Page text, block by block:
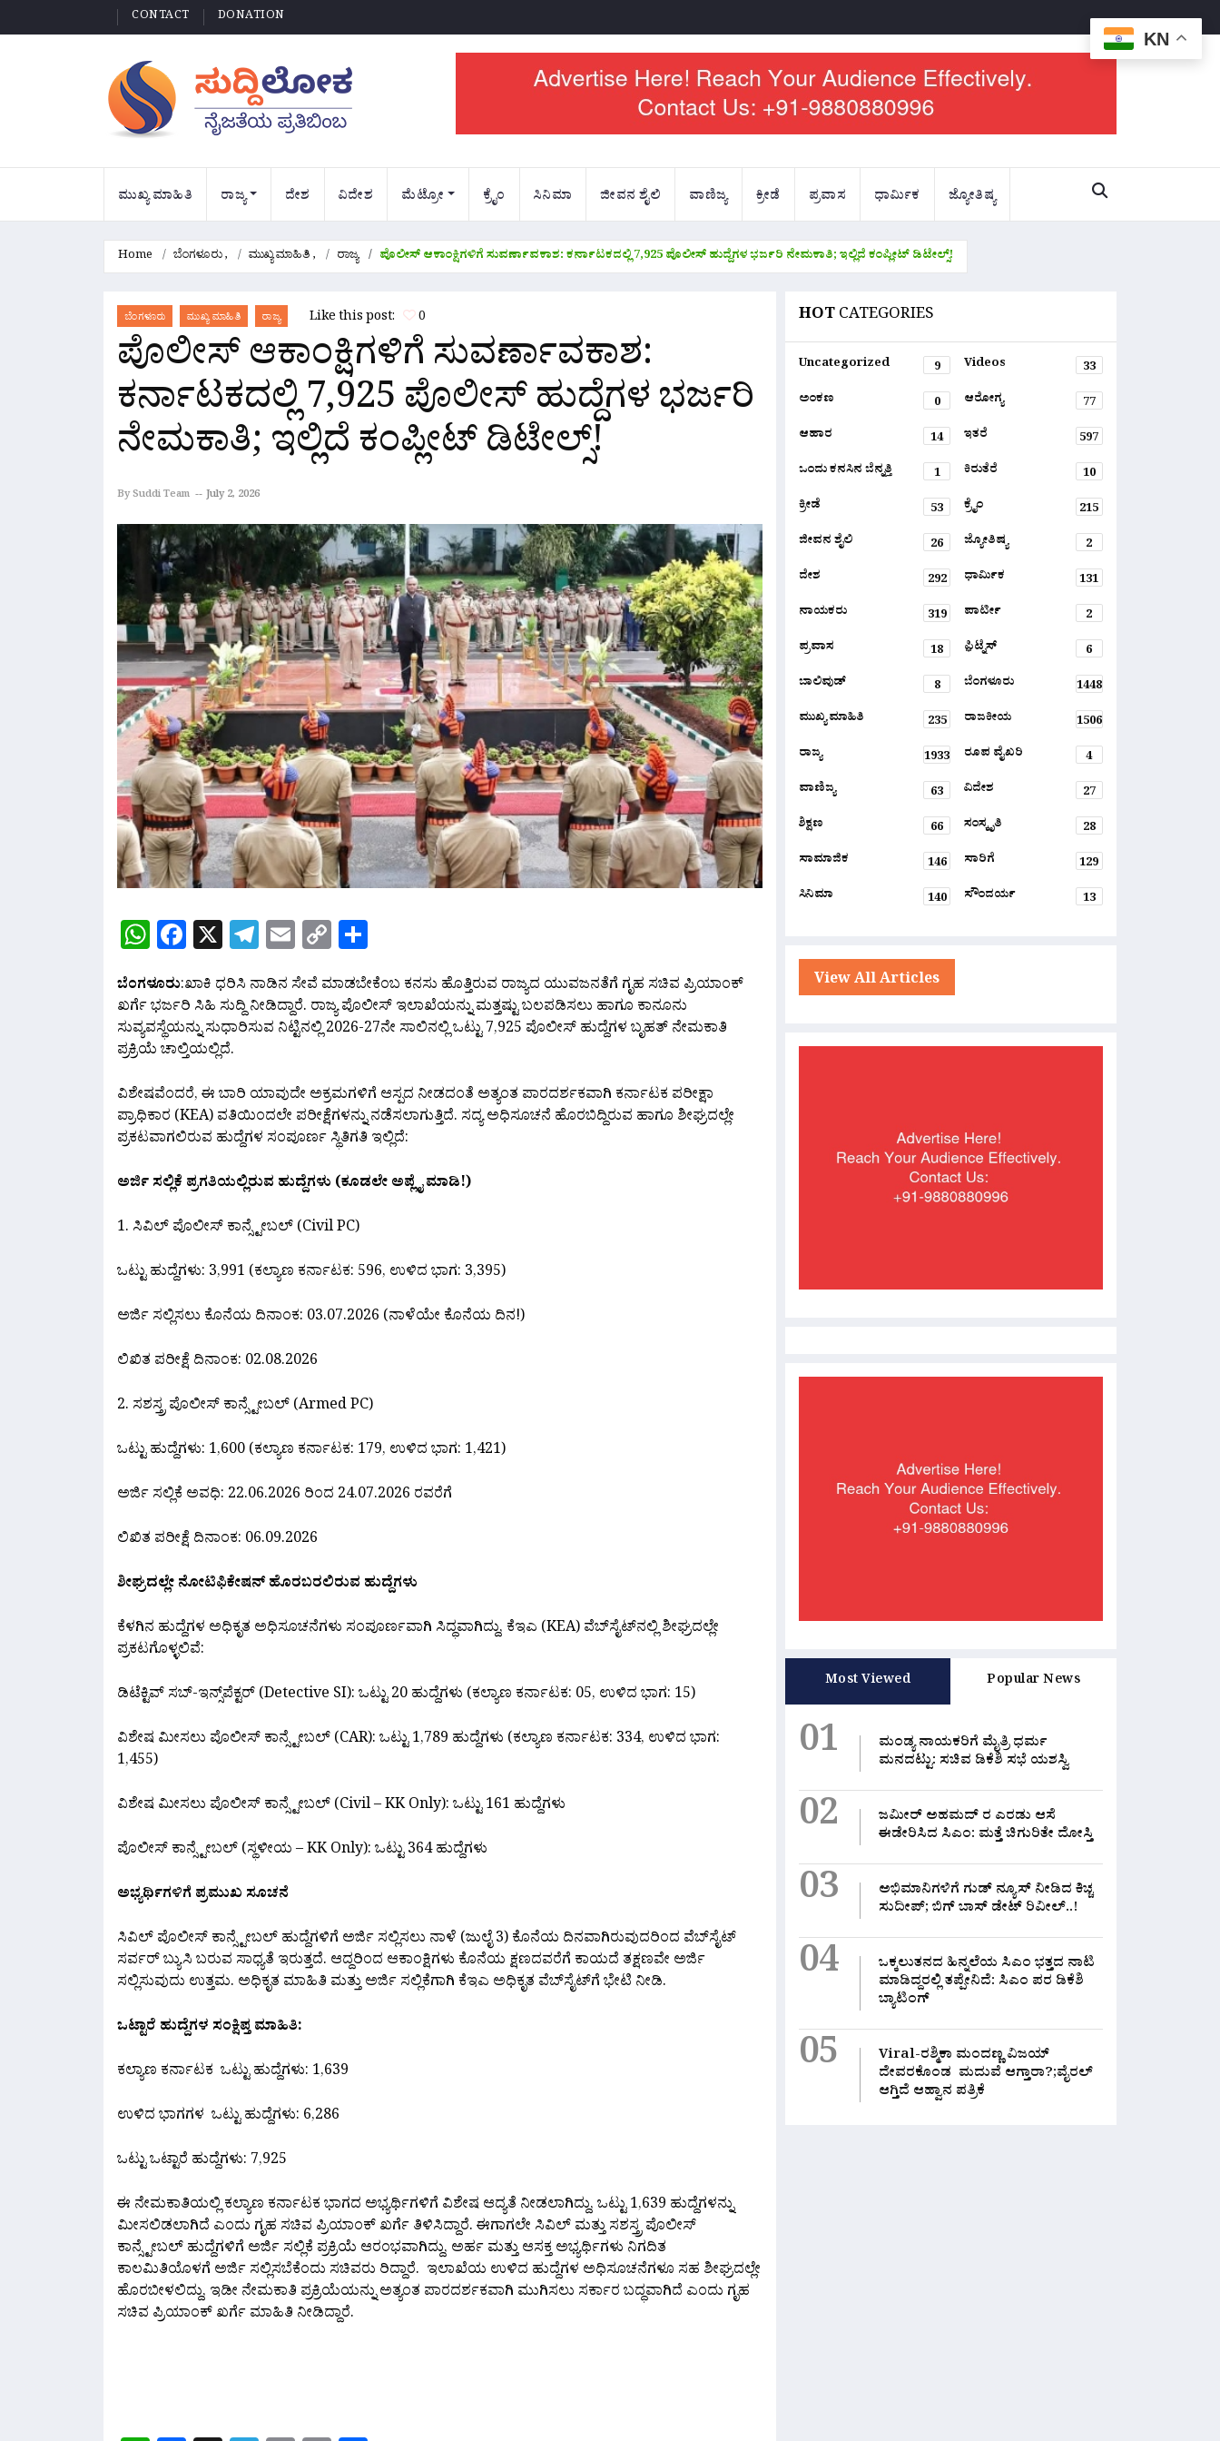
CONTACT DONATION
ಮುಖ್ಯ ಮಾಹಿತಿ ರಾಜ್ಯ ದೇಶ ವಿದೇಶ ಮೆಟ್ರೋ ಕ್ರೈಂ ಸಿನಿಮಾ ಜೀವನ ಶೈಲಿ ವಾಣಿಜ್ಯ ಕ್ರೀಡೆ ಪ್ರವಾಸ ಧಾರ್ಮಿಕ ಜ್ಯೋತಿಷ್ಯ
Home ಬೆಂಗಳೂರು, ಮುಖ್ಯ ಮಾಹಿತಿ, ರಾಜ್ಯ ಪೊಲೀಸ್ ಆಕಾಂಕ್ಷಿಗಳಿಗೆ ಸುವರ್ಣಾವಕಾಶ: ಕರ್ನಾಟಕದಲ್ಲಿ 7,925 ಪೊಲೀಸ್ ಹುದ್ದೆಗಳ ಭರ್ಜರಿ ನೇಮಕಾತಿ; ಇಲ್ಲಿದೆ ಕಂಪ್ಲೀಟ್ ಡಿಟೇಲ್ಸ್!
ಬೆಂಗಳೂರು ಮುಖ್ಯ ಮಾಹಿತಿ ರಾಜ್ಯ Like this post: 0
ಪೊಲೀಸ್ ಆಕಾಂಕ್ಷಿಗಳಿಗೆ ಸುವರ್ಣಾವಕಾಶ:
ಕರ್ನಾಟಕದಲ್ಲಿ 7,925 ಪೊಲೀಸ್ ಹುದ್ದೆಗಳ ಭರ್ಜರಿ
ನೇಮಕಾತಿ; ಇಲ್ಲಿದೆ ಕಂಪ್ಲೀಟ್ ಡಿಟೇಲ್ಸ್!
By Suddi Team July 2, 2026
WhatsApp
Facebook
X Telegram
Email
Copy
Link
ಬೆಂಗಳೂರು:ಖಾಕಿ ಧರಿಸಿ ನಾಡಿನ ಸೇವೆ ಮಾಡಬೇಕೆಂಬ ಕನಸು ಹೊತ್ತಿರುವ ರಾಜ್ಯದ ಯುವಜನತೆಗೆ ಗೃಹ ಸಚಿವ ಪ್ರಿಯಾಂಕ್
ಖರ್ಗೆ ಭರ್ಜರಿ ಸಿಹಿ ಸುದ್ದಿ ನೀಡಿದ್ದಾರೆ. ರಾಜ್ಯ ಪೊಲೀಸ್ ಇಲಾಖೆಯನ್ನು ಮತ್ತಷ್ಟು ಬಲಪಡಿಸಲು ಹಾಗೂ ಕಾನೂನು
ಸುವ್ಯವಸ್ಥೆಯನ್ನು ಸುಧಾರಿಸುವ ನಿಟ್ಟಿನಲ್ಲಿ 2026-27ನೇ ಸಾಲಿನಲ್ಲಿ ಒಟ್ಟು 7,925 ಪೊಲೀಸ್ ಹುದ್ದೆಗಳ ಬೃಹತ್ ನೇಮಕಾತಿ
ಪ್ರಕ್ರಿಯೆ ಚಾಲ್ತಿಯಲ್ಲಿದೆ.
ವಿಶೇಷವೆಂದರೆ, ಈ ಬಾರಿ ಯಾವುದೇ ಅಕ್ರಮಗಳಿಗೆ ಆಸ್ಪದ ನೀಡದಂತೆ ಅತ್ಯಂತ ಪಾರದರ್ಶಕವಾಗಿ ಕರ್ನಾಟಕ ಪರೀಕ್ಷಾ
ಪ್ರಾಧಿಕಾರ (KEA) ವತಿಯಿಂದಲೇ ಪರೀಕ್ಷೆಗಳನ್ನು ನಡೆಸಲಾಗುತ್ತಿದೆ. ಸದ್ಯ ಅಧಿಸೂಚನೆ ಹೊರಬಿದ್ದಿರುವ ಹಾಗೂ ಶೀಘ್ರದಲ್ಲೇ
ಪ್ರಕಟವಾಗಲಿರುವ ಹುದ್ದೆಗಳ ಸಂಪೂರ್ಣ ಸ್ಥಿತಿಗತಿ ಇಲ್ಲಿದೆ:
ಅರ್ಜಿ ಸಲ್ಲಿಕೆ ಪ್ರಗತಿಯಲ್ಲಿರುವ ಹುದ್ದೆಗಳು (ಕೂಡಲೇ ಅಪ್ಲೈ ಮಾಡಿ!)
1. ಸಿವಿಲ್ ಪೊಲೀಸ್ ಕಾನ್ಸ್ಟೇಬಲ್ (Civil PC)
ಒಟ್ಟು ಹುದ್ದೆಗಳು: 3,991 (ಕಲ್ಯಾಣ ಕರ್ನಾಟಕ: 596, ಉಳಿದ ಭಾಗ: 3,395)
ಅರ್ಜಿ ಸಲ್ಲಿಸಲು ಕೊನೆಯ ದಿನಾಂಕ: 03.07.2026 (ನಾಳೆಯೇ ಕೊನೆಯ ದಿನ!)
ಲಿಖಿತ ಪರೀಕ್ಷೆ ದಿನಾಂಕ: 02.08.2026
2. ಸಶಸ್ತ್ರ ಪೊಲೀಸ್ ಕಾನ್ಸ್ಟೇಬಲ್ (Armed PC)
ಒಟ್ಟು ಹುದ್ದೆಗಳು: 1,600 (ಕಲ್ಯಾಣ ಕರ್ನಾಟಕ: 179, ಉಳಿದ ಭಾಗ: 1,421)
ಅರ್ಜಿ ಸಲ್ಲಿಕೆ ಅವಧಿ: 22.06.2026 ರಿಂದ 24.07.2026 ರವರೆಗೆ
ಲಿಖಿತ ಪರೀಕ್ಷೆ ದಿನಾಂಕ: 06.09.2026
ಶೀಘ್ರದಲ್ಲೇ ನೋಟಿಫಿಕೇಷನ್ ಹೊರಬರಲಿರುವ ಹುದ್ದೆಗಳು
ಕೆಳಗಿನ ಹುದ್ದೆಗಳ ಅಧಿಕೃತ ಅಧಿಸೂಚನೆಗಳು ಸಂಪೂರ್ಣವಾಗಿ ಸಿದ್ಧವಾಗಿದ್ದು, ಕೆಇಎ (KEA) ವೆಬ್‌ಸೈಟ್‌ನಲ್ಲಿ ಶೀಘ್ರದಲ್ಲೇ
ಪ್ರಕಟಗೊಳ್ಳಲಿವೆ:
ಡಿಟೆಕ್ಟಿವ್ ಸಬ್-ಇನ್ಸ್‌ಪೆಕ್ಟರ್ (Detective SI): ಒಟ್ಟು 20 ಹುದ್ದೆಗಳು (ಕಲ್ಯಾಣ ಕರ್ನಾಟಕ: 05, ಉಳಿದ ಭಾಗ: 15)
ವಿಶೇಷ ಮೀಸಲು ಪೊಲೀಸ್ ಕಾನ್ಸ್ಟೇಬಲ್ (CAR): ಒಟ್ಟು 1,789 ಹುದ್ದೆಗಳು (ಕಲ್ಯಾಣ ಕರ್ನಾಟಕ: 334, ಉಳಿದ ಭಾಗ:
1,455)
ವಿಶೇಷ ಮೀಸಲು ಪೊಲೀಸ್ ಕಾನ್ಸ್ಟೇಬಲ್ (Civil – KK Only): ಒಟ್ಟು 161 ಹುದ್ದೆಗಳು
ಪೊಲೀಸ್ ಕಾನ್ಸ್ಟೇಬಲ್ (ಸ್ಥಳೀಯ – KK Only): ಒಟ್ಟು 364 ಹುದ್ದೆಗಳು
ಅಭ್ಯರ್ಥಿಗಳಿಗೆ ಪ್ರಮುಖ ಸೂಚನೆ
ಸಿವಿಲ್ ಪೊಲೀಸ್ ಕಾನ್ಸ್ಟೇಬಲ್ ಹುದ್ದೆಗಳಿಗೆ ಅರ್ಜಿ ಸಲ್ಲಿಸಲು ನಾಳೆ (ಜುಲೈ 3) ಕೊನೆಯ ದಿನವಾಗಿರುವುದರಿಂದ ವೆಬ್‌ಸೈಟ್
ಸರ್ವರ್ ಬ್ಯುಸಿ ಬರುವ ಸಾಧ್ಯತೆ ಇರುತ್ತದೆ. ಆದ್ದರಿಂದ ಆಕಾಂಕ್ಷಿಗಳು ಕೊನೆಯ ಕ್ಷಣದವರೆಗೆ ಕಾಯದೆ ತಕ್ಷಣವೇ ಅರ್ಜಿ
ಸಲ್ಲಿಸುವುದು ಉತ್ತಮ. ಅಧಿಕೃತ ಮಾಹಿತಿ ಮತ್ತು ಅರ್ಜಿ ಸಲ್ಲಿಕೆಗಾಗಿ ಕೆಇಎ ಅಧಿಕೃತ ವೆಬ್‌ಸೈಟ್‌ಗೆ ಭೇಟಿ ನೀಡಿ.
ಒಟ್ಟಾರೆ ಹುದ್ದೆಗಳ ಸಂಕ್ಷಿಪ್ತ ಮಾಹಿತಿ:
ಕಲ್ಯಾಣ ಕರ್ನಾಟಕ ಒಟ್ಟು ಹುದ್ದೆಗಳು: 1,639
ಉಳಿದ ಭಾಗಗಳ ಒಟ್ಟು ಹುದ್ದೆಗಳು: 6,286
ಒಟ್ಟು ಒಟ್ಟಾರೆ ಹುದ್ದೆಗಳು: 7,925
ಈ ನೇಮಕಾತಿಯಲ್ಲಿ ಕಲ್ಯಾಣ ಕರ್ನಾಟಕ ಭಾಗದ ಅಭ್ಯರ್ಥಿಗಳಿಗೆ ವಿಶೇಷ ಆದ್ಯತೆ ನೀಡಲಾಗಿದ್ದು, ಒಟ್ಟು 1,639 ಹುದ್ದೆಗಳನ್ನು
ಮೀಸಲಿಡಲಾಗಿದೆ ಎಂದು ಗೃಹ ಸಚಿವ ಪ್ರಿಯಾಂಕ್ ಖರ್ಗೆ ತಿಳಿಸಿದ್ದಾರೆ. ಈಗಾಗಲೇ ಸಿವಿಲ್ ಮತ್ತು ಸಶಸ್ತ್ರ ಪೊಲೀಸ್
ಕಾನ್ಸ್ಟೇಬಲ್ ಹುದ್ದೆಗಳಿಗೆ ಅರ್ಜಿ ಸಲ್ಲಿಕೆ ಪ್ರಕ್ರಿಯೆ ಆರಂಭವಾಗಿದ್ದು, ಅರ್ಹ ಮತ್ತು ಆಸಕ್ತ ಅಭ್ಯರ್ಥಿಗಳು ನಿಗದಿತ
ಕಾಲಮಿತಿಯೊಳಗೆ ಅರ್ಜಿ ಸಲ್ಲಿಸಬೆಕೆಂದು ಸಚಿವರು ರಿದ್ದಾರೆ. ಇಲಾಖೆಯ ಉಳಿದ ಹುದ್ದೆಗಳ ಅಧಿಸೂಚನೆಗಳೂ ಸಹ ಶೀಘ್ರದಲ್ಲೇ
ಹೊರಬೀಳಲಿದ್ದು, ಇಡೀ ನೇಮಕಾತಿ ಪ್ರಕ್ರಿಯೆಯನ್ನು ಅತ್ಯಂತ ಪಾರದರ್ಶಕವಾಗಿ ಮುಗಿಸಲು ಸರ್ಕಾರ ಬದ್ಧವಾಗಿದೆ ಎಂದು ಗೃಹ
ಸಚಿವ ಪ್ರಿಯಾಂಕ್ ಖರ್ಗೆ ಮಾಹಿತಿ ನೀಡಿದ್ದಾರೆ.
HOTCATEGORIES
Uncategorized 9 Videos
33
ಅಂಕಣ
0 ಆರೋಗ್ಯ
77
ಆಹಾರ
14 ಇತರೆ
597
ಒಂದು ಕನಸಿನ ಬೆನ್ನತ್ತಿ
1 ಕಿರುತೆರೆ
10
ಕ್ರೀಡೆ
53 ಕ್ರೈಂ
215
ಜೀವನ ಶೈಲಿ
26 ಜ್ಯೋತಿಷ್ಯ
2
ದೇಶ
292 ಧಾರ್ಮಿಕ
131
ನಾಯಕರು
319 ಪಾರ್ಟೀ
2
ಪ್ರವಾಸ
18 ಫ಼ಿಟ್ನೆಸ್
6
ಬಾಲಿವುಡ್
8 ಬೆಂಗಳೂರು
1448
ಮುಖ್ಯ ಮಾಹಿತಿ
235 ರಾಜಕೀಯ
1506
ರಾಜ್ಯ
1933 ರೂಪ ವೈಖರಿ
4
ವಾಣಿಜ್ಯ
63 ವಿದೇಶ
27
ಶಿಕ್ಷಣ
66 ಸಂಸ್ಕೃತಿ
28
ಸಾಮಾಜಿಕ
146 ಸಾರಿಗೆ
129
ಸಿನಿಮಾ
140 ಸೌಂದರ್ಯ 13
View All Articles
Most Viewed Popular News
01
ಮಂಡ್ಯ ನಾಯಕರಿಗೆ ಮೈತ್ರಿ ಧರ್ಮ
ಮನದಟ್ಟು: ಸಚಿವ ಡಿಕೆಶಿ ಸಭೆ ಯಶಸ್ವಿ
02
ಜಮೀರ್ ಅಹಮದ್ ರ ಎರಡು ಆಸೆ
ಈಡೇರಿಸಿದ ಸಿಎಂ: ಮತ್ತೆ ಚಿಗುರಿತೇ ದೋಸ್ತಿ
03
ಅಭಿಮಾನಿಗಳಿಗೆ ಗುಡ್ ನ್ಯೂಸ್ ನೀಡಿದ ಕಿಚ್ಚ
ಸುದೀಪ್; ಬಿಗ್ ಬಾಸ್ ಡೇಟ್ ರಿವೀಲ್..!
04
ಒಕ್ಕಲುತನದ ಹಿನ್ನಲೆಯ ಸಿಎಂ ಭತ್ತದ ನಾಟಿ
ಮಾಡಿದ್ದರಲ್ಲಿ‌ ತಪ್ಪೇನಿದೆ: ಸಿಎಂ ಪರ ಡಿಕೆಶಿ
ಬ್ಯಾಟಿಂಗ್
05
Viral-ರಶ್ಮಿಕಾ ಮಂದಣ್ಣ ವಿಜಯ್
ದೇವರಕೊಂಡ ಮದುವೆ ಆಗ್ತಾರಾ?;ವೈರಲ್
ಆಗ್ತಿದೆ ಆಹ್ವಾನ ಪತ್ರಿಕೆ
KN